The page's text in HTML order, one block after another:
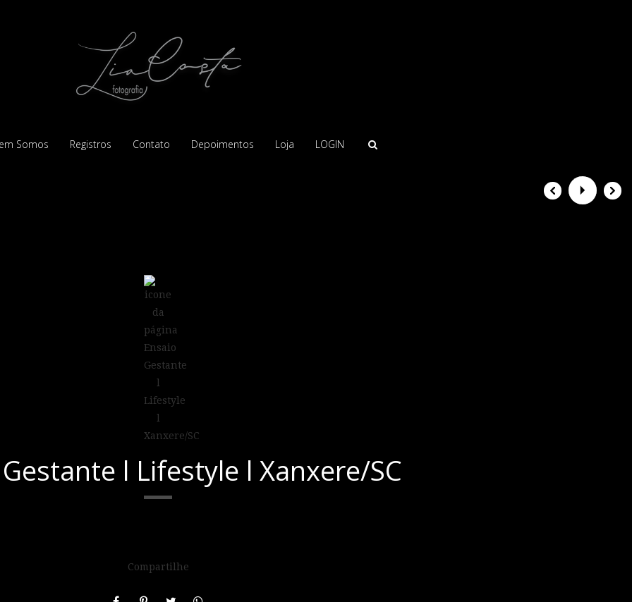
Somos Registros Contato Depoimentos Loja LOGIN
l Lifestyle l Xanxere/SC
Compartilhe